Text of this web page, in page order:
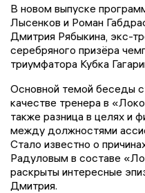
В новом выпуске
Лысенков и Роман
Дмитрия Рябыкина, экс-
серебряного призёра
триумфатора Кубка
Основной темой беседы
качестве тренера в
также разница в целях и
между должностями
Стало известно о
Радуловым в составе
раскрыты интересные
Дмитрия.